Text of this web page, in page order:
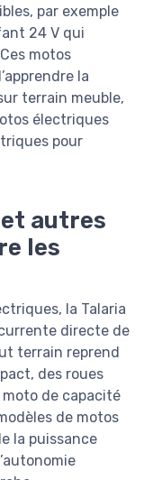
par exemple
24 V qui
motos
la
terrain meuble,
électriques
pour
et autres
les
la Talaria
directe de
terrain reprend
des roues
de capacité
de motos
la puissance